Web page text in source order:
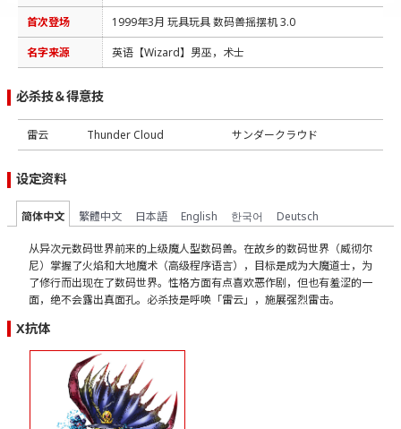
首次登场
1999年3月 玩具玩具 数码兽摇摆机 3.0
名字来源
英语【Wizard】男巫，术士
必杀技＆得意技
雷云 Thunder Cloud サンダークラウド
设定资料
简体中文 繁體中文 日本語 English 한국어 Deutsch
从异次元数码世界前来的上级魔人型数码兽。在故乡的数码世界（威彻尔
尼）掌握了火焰和大地魔术（高级程序语言），目标是成为大魔道士，为
了修行而出现在了数码世界。性格方面有点喜欢恶作剧，但也有羞涩的一
面，绝不会露出真面孔。必杀技是呼唤「雷云」，施展强烈雷击。
X抗体